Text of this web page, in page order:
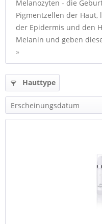
Melanozyten - die
Pigmentzellen der
der Epidermis und den
Melanin und geben
»
Hauttype
und mehr